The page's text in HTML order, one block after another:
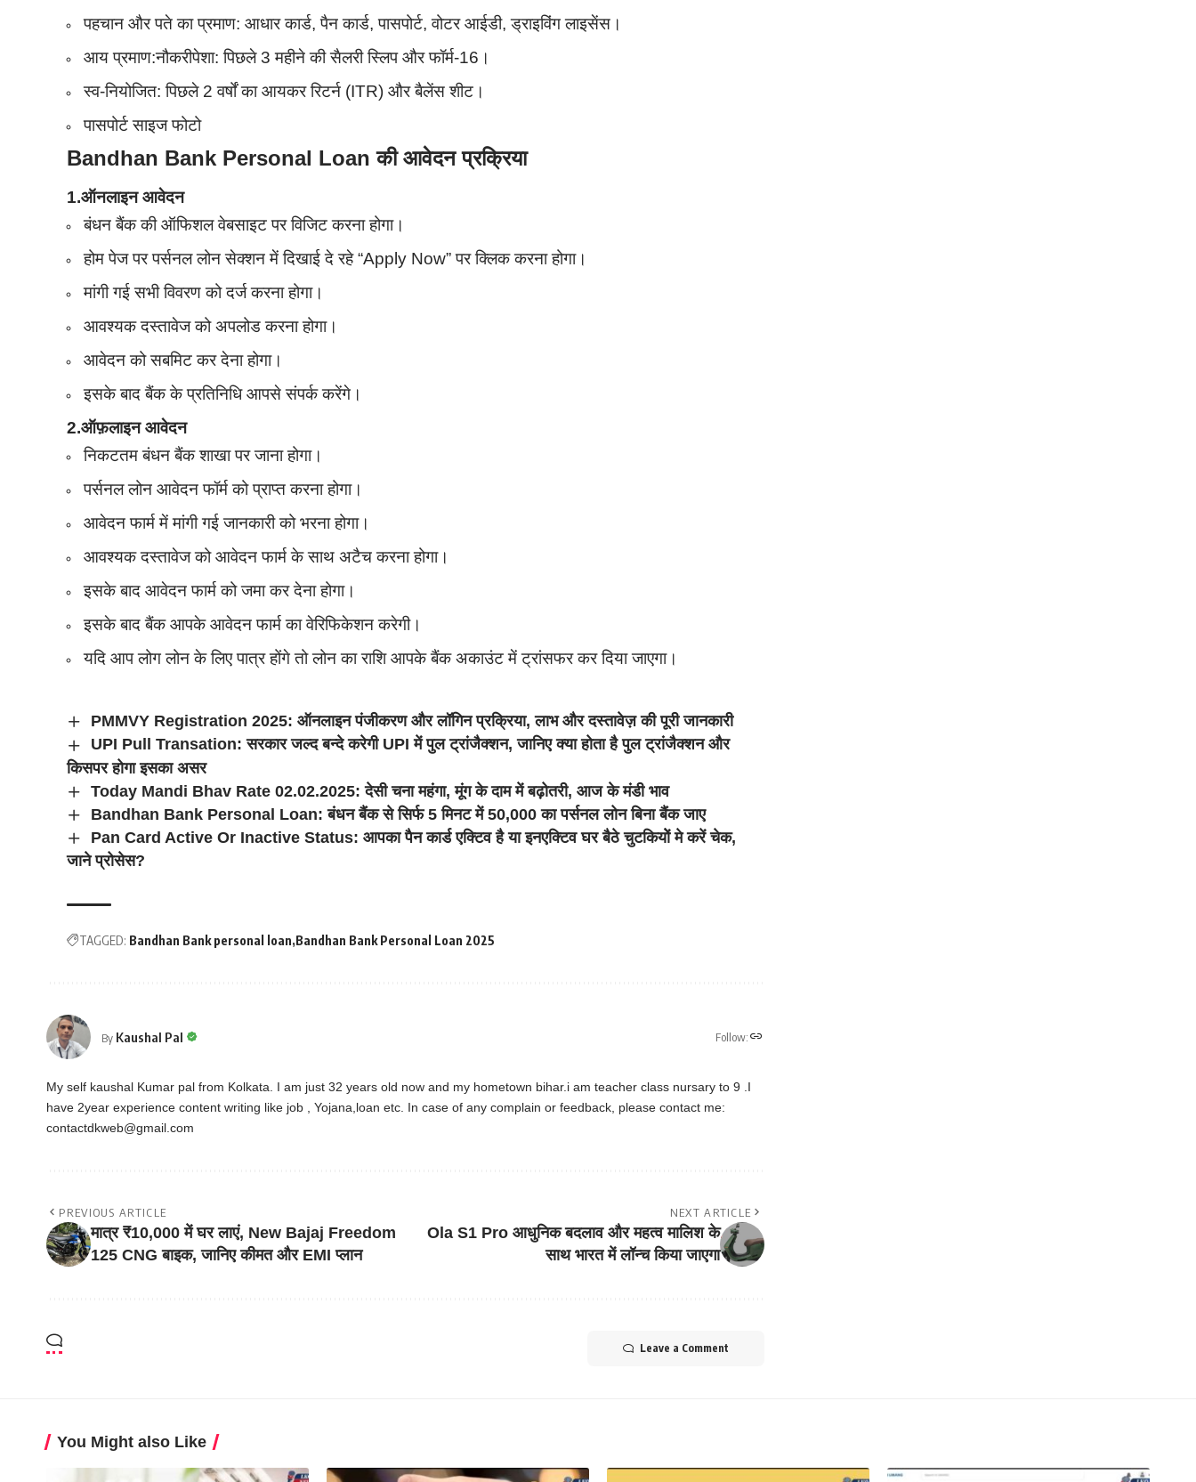
पहचान और पते का प्रमाण: आधार कार्ड, पैन कार्ड, पासपोर्ट, वोटर आईडी, ड्राइविंग लाइसेंस।
आय प्रमाण:नौकरीपेशा: पिछले 3 महीने की सैलरी स्लिप और फॉर्म-16।
स्व-नियोजित: पिछले 2 वर्षों का आयकर रिटर्न (ITR) और बैलेंस शीट।
पासपोर्ट साइज फोटो
Bandhan Bank Personal Loan की आवेदन प्रक्रिया
1.ऑनलाइन आवेदन
बंधन बैंक की ऑफिशल वेबसाइट पर विजिट करना होगा।
होम पेज पर पर्सनल लोन सेक्शन में दिखाई दे रहे “Apply Now” पर क्लिक करना होगा।
मांगी गई सभी विवरण को दर्ज करना होगा।
आवश्यक दस्तावेज को अपलोड करना होगा।
आवेदन को सबमिट कर देना होगा।
इसके बाद बैंक के प्रतिनिधि आपसे संपर्क करेंगे।
2.ऑफ़लाइन आवेदन
निकटतम बंधन बैंक शाखा पर जाना होगा।
पर्सनल लोन आवेदन फॉर्म को प्राप्त करना होगा।
आवेदन फार्म में मांगी गई जानकारी को भरना होगा।
आवश्यक दस्तावेज को आवेदन फार्म के साथ अटैच करना होगा।
इसके बाद आवेदन फार्म को जमा कर देना होगा।
इसके बाद बैंक आपके आवेदन फार्म का वेरिफिकेशन करेगी।
यदि आप लोग लोन के लिए पात्र होंगे तो लोन का राशि आपकेबैंक अकाउंट में ट्रांसफर कर दिया जाएगा।
PMMVY Registration 2025: ऑनलाइन पंजीकरण और लॉगिन प्रक्रिया, लाभ और दस्तावेज़ की पूरी जानकारी
UPI Pull Transation: सरकार जल्द बन्दे करेगी UPI में पुल ट्रांजैक्शन, जानिए क्या होता है पुल ट्रांजैक्शन और
किसपर होगा इसका असर
Today Mandi Bhav Rate 02.02.2025: देसी चना महंगा, मूंग के दाम में बढ़ोतरी, आज के मंडी भाव
Bandhan Bank Personal Loan: बंधन बैंक से सिर्फ 5 मिनट में 50,000 का पर्सनल लोन बिना बैंक जाए
Pan Card Active Or Inactive Status: आपका पैन कार्ड एक्टिव है या इनएक्टिव घर बैठे चुटकियोें मे करें चेक,
जाने प्रोसेस?
TAGGED: Bandhan Bank personal loan Bandhan Bank Personal Loan 2025
By Kaushal Pal Follow:
My self kaushal Kumar pal from Kolkata. I am just 32 years old now and my hometown bihar.i am teacher class nursary to 9 .I
have 2year experience content writing like job , Yojana,loan etc. In case of any complain or feedback, please contact me:
contactdkweb@gmail.com
PREVIOUS ARTICLE
मात्र ₹10,000 में घर लाएं, New Bajaj Freedom
125 CNG बाइक, जानिए कीमत और EMI प्लान
NEXT ARTICLE
Ola S1 Pro आधुनिक बदलाव और महत्व मालिश के
साथ भारत में लॉन्च किया जाएगा
Leave a Comment
You Might also Like